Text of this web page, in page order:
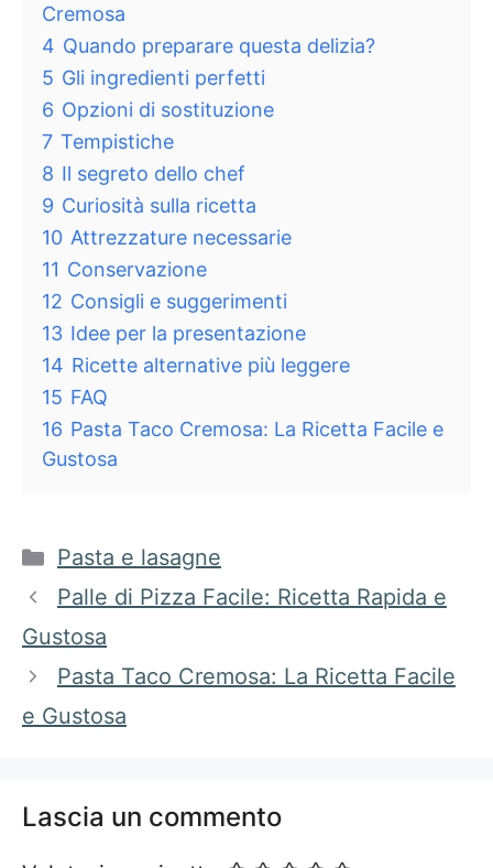
Cremosa
4 Quando preparare questa delizia?
5 Gli ingredienti perfetti
6 Opzioni di sostituzione
7 Tempistiche
8 Il segreto dello chef
9 Curiosità sulla ricetta
10 Attrezzature necessarie
11 Conservazione
12 Consigli e suggerimenti
13 Idee per la presentazione
14 Ricette alternative più leggere
15 FAQ
16 Pasta Taco Cremosa: La Ricetta Facile e
Gustosa
Categorie
Pasta e lasagne
Palle di Pizza Facile: Ricetta Rapida e
Gustosa
Pasta Taco Cremosa: La Ricetta Facile
e Gustosa
Lascia un commento